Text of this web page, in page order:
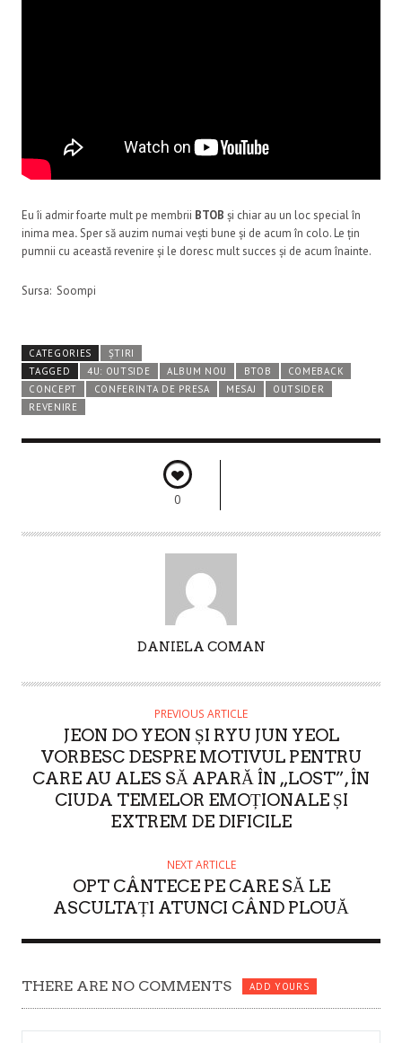
Eu îi admir foarte mult pe membrii BTOB și chiar au un loc special în
inima mea.Sper să auzim numai vești bune și de acum în colo. Le țin
pumnii cu această revenire și le doresc mult succes și de acum înainte.
Sursa: Soompi
CATEGORIES
ȘTIRI
TAGGED
4U: OUTSIDE ALBUM NOU BTOB
COMEBACK
CONCEPT
CONFERINTA DE PRESA MESAJ
OUTSIDER
REVENIRE
0
T
DANIELA COMAN
PREVIOUS ARTICLE
JEON DO YEON ȘI RYU JUN YEOL
VORBESC DESPRE MOTIVUL PENTRU
CARE AU ALES SĂ APARĂ ÎN „LOST”, ÎN
CIUDA TEMELOR EMOȚIONALE ȘI
EXTREM DE DIFICILE
NEXT ARTICLE
OPT CÂNTECE PE CARE SĂ LE
ASCULTAȚI ATUNCI CÂND PLOUĂ
THERE ARE NO COMMENTS ADD YOURS